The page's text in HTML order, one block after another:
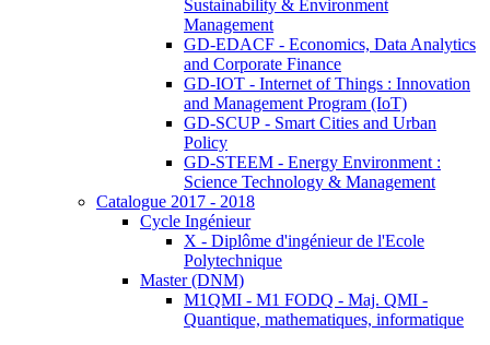
Sustainability & Environment
Management
GD-EDACF - Economics, Data Analytics
and Corporate Finance
GD-IOT - Internet of Things : Innovation
and Management Program (IoT)
GD-SCUP - Smart Cities and Urban
Policy
GD-STEEM - Energy Environment :
Science Technology & Management
Catalogue 2017 - 2018
Cycle Ingénieur
X - Diplôme d'ingénieur de l'Ecole
Polytechnique
Master (DNM)
M1QMI - M1 FODQ - Maj. QMI -
Quantique, mathematiques, informatique